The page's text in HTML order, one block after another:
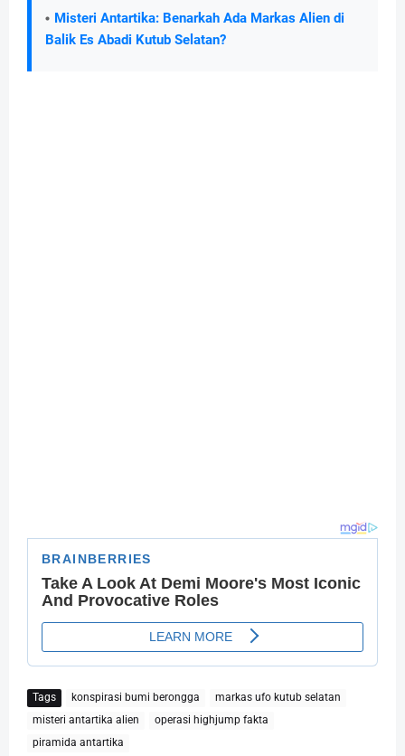
Misteri Antartika: Benarkah Ada Markas Alien di
Balik Es Abadi Kutub Selatan?
Tags konspirasi bumi berongga
markas ufo kutub selatan
misteri antartika alien
operasi highjump fakta
piramida antartika